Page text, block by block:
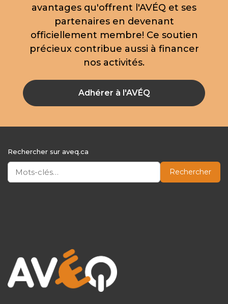
avantages qu'offrent l'AVÉQ et ses
partenaires en devenant
officiellement membre! Ce soutien
précieux contribue aussi à financer
nos activités.
Adhérer à l'AVÉQ
Rechercher sur aveq.ca
Rechercher